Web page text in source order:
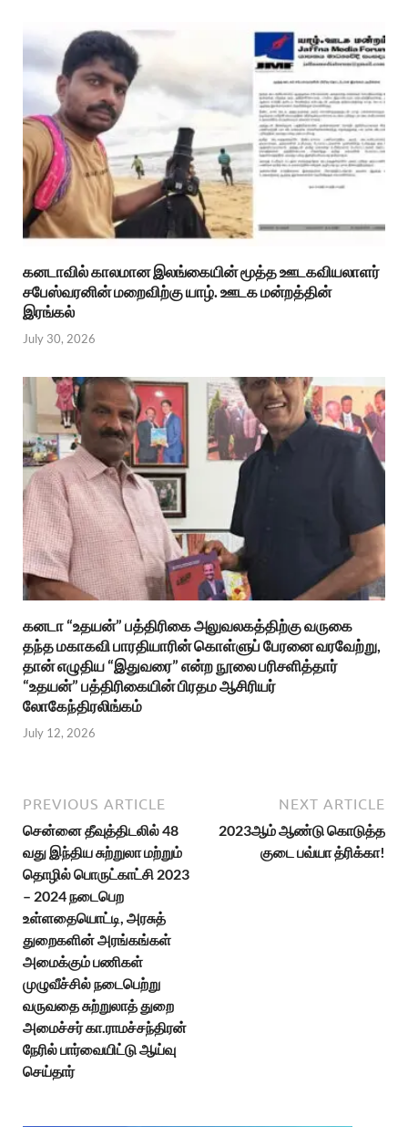
கனடாவில் காலமான இலங்கையின் மூத்த ஊடகவியலாளர்
சபேஸ்வரனின் மறைவிற்கு யாழ். ஊடக மன்றத்தின்
இரங்கல்
July 30, 2026
கனடா “உதயன்” பத்திரிகை அலுவலகத்திற்கு வருகை
தந்த மகாகவி பாரதியாரின் கொள்ளுப் பேரனை வரவேற்று,
தான் எழுதிய “இதுவரை” என்ற நூலை பரிசளித்தார்
“உதயன்” பத்திரிகையின் பிரதம ஆசிரியர்
லோகேந்திரலிங்கம்
July 12, 2026
PREVIOUS ARTICLE
சென்னை தீவுத்திடலில் 48
வது இந்திய சுற்றுலா மற்றும்
தொழில் பொருட்காட்சி 2023
– 2024 நடைபெற
உள்ளதையொட்டி, அரசுத்
துறைகளின் அரங்கங்கள்
அமைக்கும் பணிகள்
முழுவீச்சில் நடைபெற்று
வருவதை சுற்றுலாத் துறை
அமைச்சர் கா.ராமச்சந்திரன்
நேரில் பார்வையிட்டு ஆய்வு
செய்தார்
NEXT ARTICLE
2023ஆம் ஆண்டு கொடுத்த
குடை பவ்யா த்ரிக்கா!